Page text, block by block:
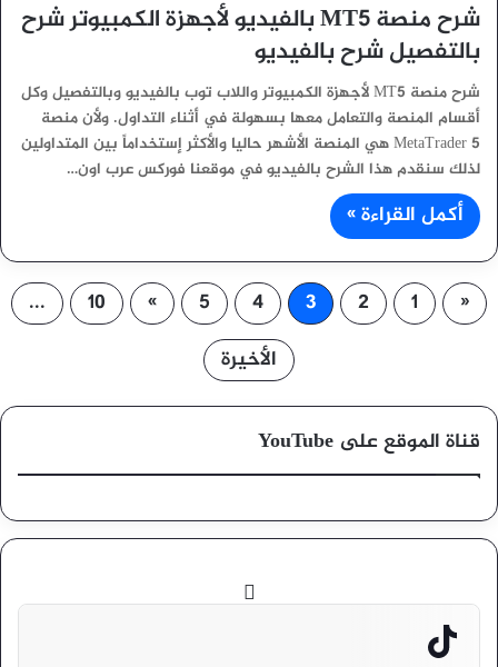
شرح منصة MT5 بالفيديو لأجهزة الكمبيوتر شرح
بالتفصيل شرح بالفيديو
شرح منصة MT5 لأجهزة الكمبيوتر واللاب توب بالفيديو وبالتفصيل وكل
أقسام المنصة والتعامل معها بسهولة في أثناء التداول. ولأن منصة
MetaTrader 5 هي المنصة الأشهر حاليا والأكثر إستخداماً بين المتداولين
لذلك سنقدم هذا الشرح بالفيديو في موقعنا فوركس عرب اون…
أكمل القراءة »
«
1
2
3
4
5
»
10
...
الأخيرة
قناة الموقع على YouTube